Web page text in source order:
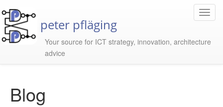
peter pfläging
Your source for ICT strategy, innovation, architecture
advice
Blog